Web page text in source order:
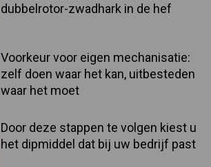
dubbelrotor-zwadhark in de hef
Voorkeur voor eigen mechanisatie:
zelf doen waar het kan, uitbesteden
waar het moet
Door deze stappen te volgen kiest u
het dipmiddel dat bij uw bedrijf past